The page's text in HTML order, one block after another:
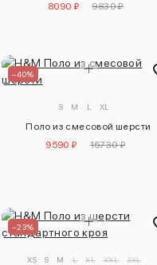
8090 ₽
9830 ₽
–40%
S M L XL
Поло из смесовой шерсти
9590 ₽
15730 ₽
–23%
XS S M L XL XXL 3XL